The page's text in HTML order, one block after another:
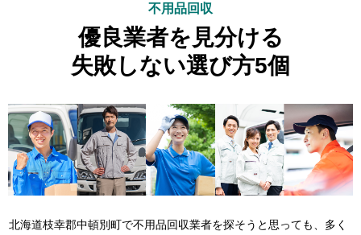
不用品回収
優良業者を見分ける
失敗しない選び方5個
北海道枝幸郡中頓別町で不用品回収業者を探そうと思っても、多く